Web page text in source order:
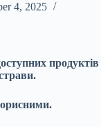
4, 2025
продуктів